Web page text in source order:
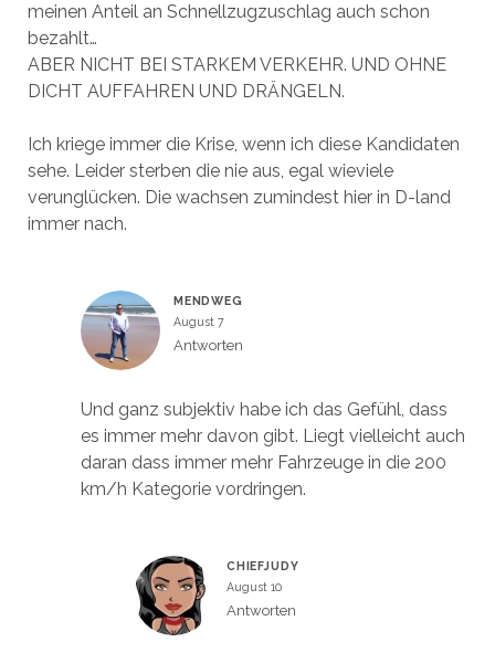
meinen Anteil an Schnellzugzuschlag auch schon
bezahlt…
ABER NICHT BEI STARKEM VERKEHR. UND OHNE
DICHT AUFFAHREN UND DRÄNGELN.
Ich kriege immer die Krise, wenn ich diese Kandidaten
sehe. Leider sterben die nie aus, egal wieviele
verunglücken. Die wachsen zumindest hier in D-land
immer nach.
MENDWEG
August 7
Antworten
Und ganz subjektiv habe ich das Gefühl, dass
es immer mehr davon gibt. Liegt vielleicht auch
daran dass immer mehr Fahrzeuge in die 200
km/h Kategorie vordringen.
CHIEFJUDY
August 10
Antworten